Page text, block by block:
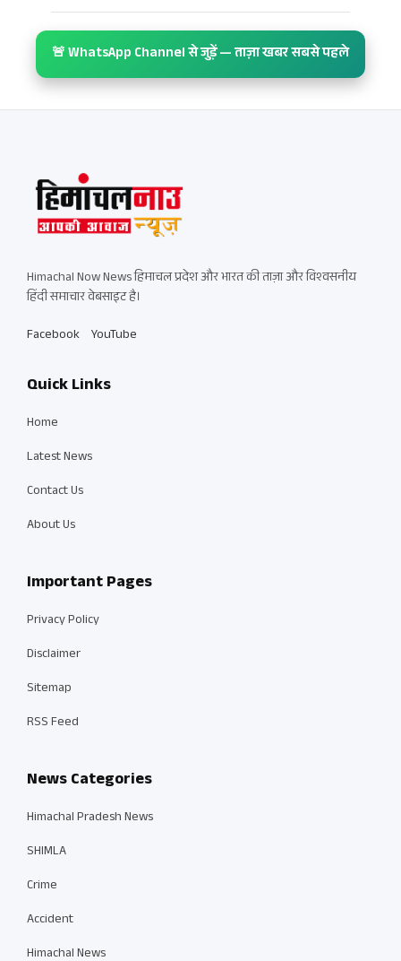
🚨 WhatsApp Channel से जुड़ें — ताज़ा खबर सबसे पहले
Himachal Now News हिमाचल प्रदेश और भारत की ताज़ा और विश्वसनीय
हिंदी समाचार वेबसाइट है।
Facebook YouTube
Quick Links
Home
Latest News
Contact Us
About Us
Important Pages
Privacy Policy
Disclaimer
Sitemap
RSS Feed
News Categories
Himachal Pradesh News
SHIMLA
Crime
Accident
Himachal News